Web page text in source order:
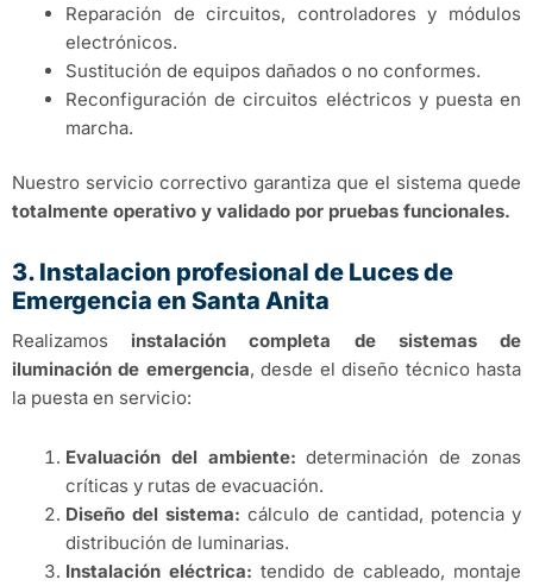
Reparación de circuitos, controladores y módulos
electrónicos.
Sustitución de equipos dañados o no conformes.
Reconfiguración de circuitos eléctricos y puesta en
marcha.
Nuestro servicio correctivo garantiza que el sistema quede
totalmente operativo y validado por pruebas funcionales.
3. Instalacion profesional de Luces de
Emergencia en Santa Anita
Realizamos instalación completa de sistemas de
iluminación de emergencia, desde el diseño técnico hasta
la puesta en servicio:
Evaluación del ambiente: determinación de zonas
críticas y rutas de evacuación.
Diseño del sistema: cálculo de cantidad, potencia y
distribución de luminarias.
Instalación eléctrica: tendido de cableado, montaje